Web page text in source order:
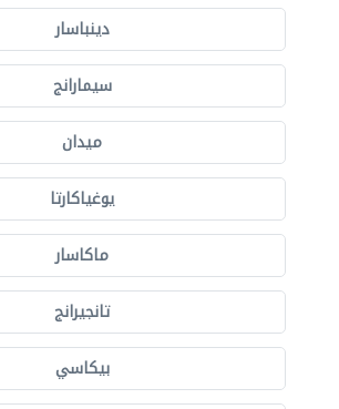
دينباسار
سيمارانج
ميدان
يوغياكارتا
ماكاسار
تانجيرانج
بيكاسي